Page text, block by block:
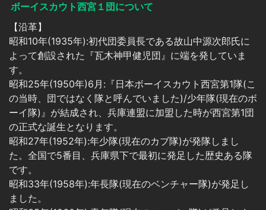
ボーイスカウト西宮１団について
【沿革】
昭和10年(1935年):初代団委員長である故山中源次郎氏に
よって創設された『瓦木神甲健児団』に端を発していま
す。
昭和25年(1950年)6月:『日本ボーイスカウト西宮第1隊(こ
の当時、団ではなく隊と呼んでいました)/少年隊(現在のボ
ーイ隊)』が結成され、兵庫連盟に加盟した時が西宮第1団
の正式な誕生となります。
昭和27年(1952年):年少隊(現在のカブ隊)が発隊しまし
た。全国で5番目、兵庫県下で最初に発足した歴史ある隊
です。
昭和33年(1958年):年長隊(現在のベンチャー隊)が発足し
ました。